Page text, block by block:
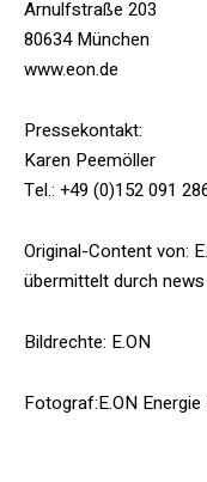
Arnulfstraße 203
80634 München
www.eon.de
Pressekontakt:
Karen Peemöller
Tel.: +49 (0)152 091
Original-Content von:
übermittelt durch
Bildrechte: E.ON
Fotograf:E.ON